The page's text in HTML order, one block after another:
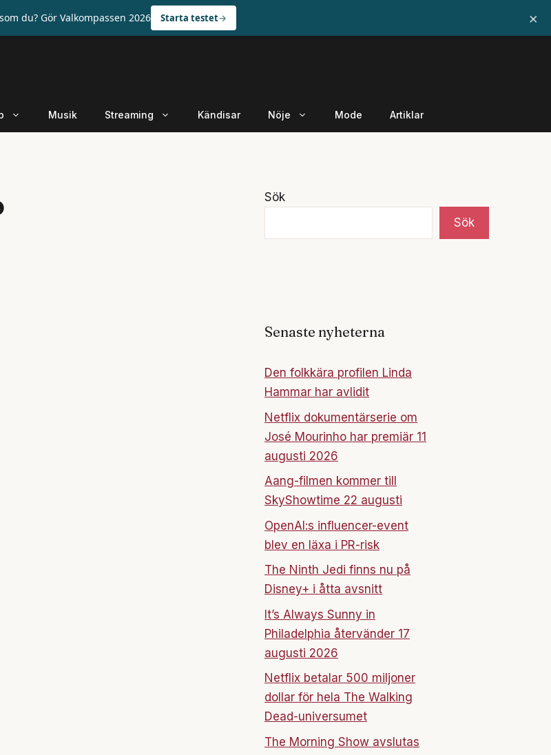
Musik Streaming Kändisar Nöje Mode Artiklar
Sök
Sök
Senaste nyheterna
Den folkkära profilen Linda
Hammar har avlidit
Netflix dokumentärserie om
José Mourinho har premiär 11
augusti 2026
Aang-filmen kommer till
SkyShowtime 22 augusti
OpenAI:s influencer-event
blev en läxa i PR-risk
The Ninth Jedi finns nu på
Disney+ i åtta avsnitt
It’s Always Sunny in
Philadelphia återvänder 17
augusti 2026
Netflix betalar 500 miljoner
dollar för hela The Walking
Dead-universumet
The Morning Show avslutas
du? Gör Valkompassen 2026 Starta testet ×